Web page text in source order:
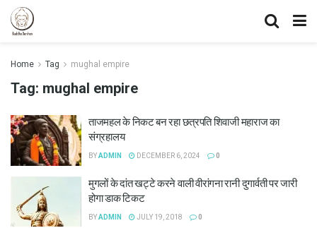
Home Tag mughal empire
Tag: mughal empire
ताजमहल के निकट बन रहा छत्रपति शिवाजी महाराज का
संग्रहालय
BYADMIN DECEMBER 6, 2024 0
मुगलों के दांत खट्टे करने वाली वीरांगना रानी दुगार्वती पर जारी
होगा डाक टिकट
BYADMIN JULY 19, 2018 0